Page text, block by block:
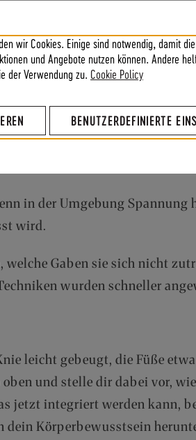
wir Cookies. Einige sind notwendig, damit
und Angebote nutzen können. Andere
der Verwendung zu. Cookie Policy
BENUTZERDEFINIERTE
entdecken
Ordnung und irdischem
man sich grundlos
auf, wenn sich die
und Seminare.
in der Umgebung Spannung
wird.
Gaben sie sich nicht
wurden schneller
leicht gebeugt, die Füße
und stelle dir dabei vor,
jetzt integriert werden kann,
dein Körperbewusstsein